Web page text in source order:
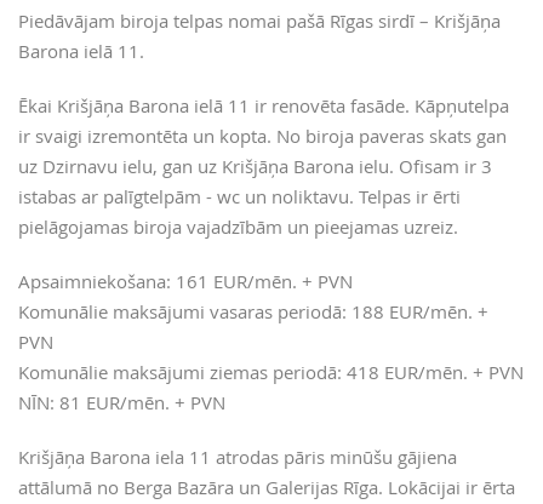
Piedāvājam biroja telpas nomai pašā Rīgas sirdī – Krišjāņa
Barona ielā 11.
Ēkai Krišjāņa Barona ielā 11 ir renovēta fasāde. Kāpņutelpa
ir svaigi izremontēta un kopta. No biroja paveras skats gan
uz Dzirnavu ielu, gan uz Krišjāņa Barona ielu. Ofisam ir 3
istabas ar palīgtelpām - wc un noliktavu. Telpas ir ērti
pielāgojamas biroja vajadzībām un pieejamas uzreiz.
Apsaimniekošana: 161 EUR/mēn. + PVN
Komunālie maksājumi vasaras periodā: 188 EUR/mēn. +
PVN
Komunālie maksājumi ziemas periodā: 418 EUR/mēn. + PVN
NĪN: 81 EUR/mēn. + PVN
Krišjāņa Barona iela 11 atrodas pāris minūšu gājiena
attālumā no Berga Bazāra un Galerijas Rīga. Lokācijai ir ērta